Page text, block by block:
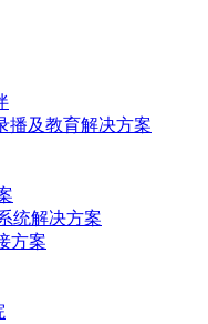
播及教育解决方案
统解决方案
方案